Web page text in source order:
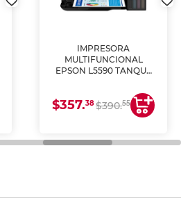
IMPRESORA
MULTIFUNCIONAL
EPSON L5590 TANQUE
COPIA Y ESCANEA)
$357.38$390.55